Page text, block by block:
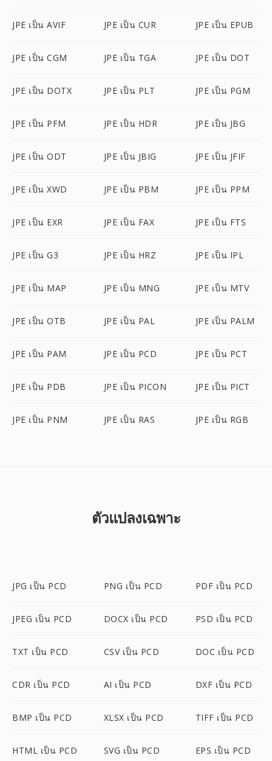
JPE เป็น AVIF JPE เป็น CUR JPE เป็น EPUB
JPE เป็น CGM JPE เป็น TGA JPE เป็น DOT
JPE เป็น DOTX JPE เป็น PLT JPE เป็น PGM
JPE เป็น PFM JPE เป็น HDR JPE เป็น JBG
JPE เป็น ODT JPE เป็น JBIG JPE เป็น JFIF
JPE เป็น XWD JPE เป็น PBM JPE เป็น PPM
JPE เป็น EXR JPE เป็น FAX JPE เป็น FTS
JPE เป็น G3 JPE เป็น HRZ JPE เป็น IPL
JPE เป็น MAP JPE เป็น MNG JPE เป็น MTV
JPE เป็น OTB JPE เป็น PAL JPE เป็น PALM
JPE เป็น PAM JPE เป็น PCD JPE เป็น PCT
JPE เป็น PDB JPE เป็น PICON JPE เป็น PICT
JPE เป็น PNM JPE เป็น RAS JPE เป็น RGB
ตัวแปลงเฉพาะ
JPG เป็น PCD PNG เป็น PCD PDF เป็น PCD
JPEG เป็น PCD DOCX เป็น PCD PSD เป็น PCD
TXT เป็น PCD CSV เป็น PCD DOC เป็น PCD
CDR เป็น PCD AI เป็น PCD DXF เป็น PCD
BMP เป็น PCD XLSX เป็น PCD TIFF เป็น PCD
HTML เป็น PCD SVG เป็น PCD EPS เป็น PCD